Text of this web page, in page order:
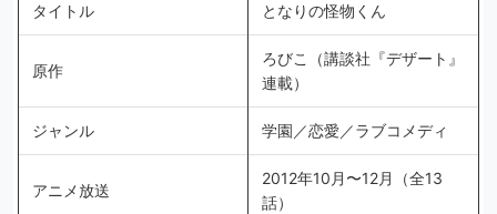
タイトル となりの怪物くん
原作
ろびこ（講談社『デザート』
連載）
ジャンル 学園／恋愛／ラブコメディ
アニメ放送
2012年10月〜12月（全13
話）